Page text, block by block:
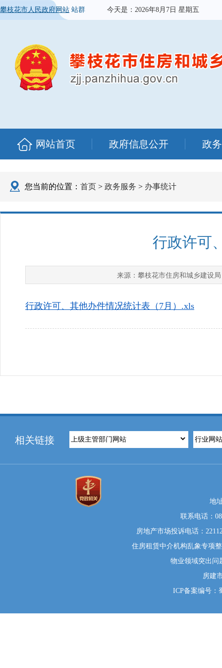
攀枝花市人民政府网站 站群 今天是： 2026年8月7日 星期五
网站首页 政府信息公开 政
您当前的位置： 首页 > 政务服务 > 办事统计
行政许可
来源： 攀枝花市住房和城乡建设局
行政许可、其他办件情况统计表（7月）.xls
相关链接
地
联系电话：
房地产市场投诉电话：
住房租赁中介机构乱象专项
物业领域突出问
房建
ICP备案编号：